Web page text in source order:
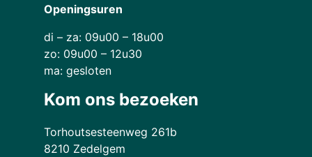
Openingsuren
di – za: 09u00 – 18u00
zo: 09u00 – 12u30
ma: gesloten
Kom ons bezoeken
Torhoutsesteenweg 261b
8210 Zedelgem